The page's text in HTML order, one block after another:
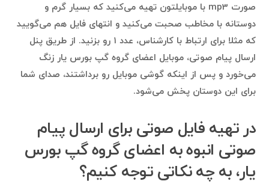
صورت mp3 با موبایلتون تهیه می‌کنید که بسیار گرم و
دوستانه با مخاطب صحبت می‌کنید و انتهای فایل هم می‌گویید
که مثلا برای ارتباط با کارشناس، عدد ۱ رو بزنید. از طریق پنل
ارسال پیام صوتی، موبایل اعضای گروه گپ بورس یار زنگ
می‌خورد و پس از اینکه گوشی موبایل رو برداشتند، صدای شما
برای این دوستان پخش می‌شود.
در تهیه فایل صوتی برای ارسال پیام
صوتی انبوه به اعضای گروه گپ بورس
یار، به چه نکاتی توجه کنیم؟